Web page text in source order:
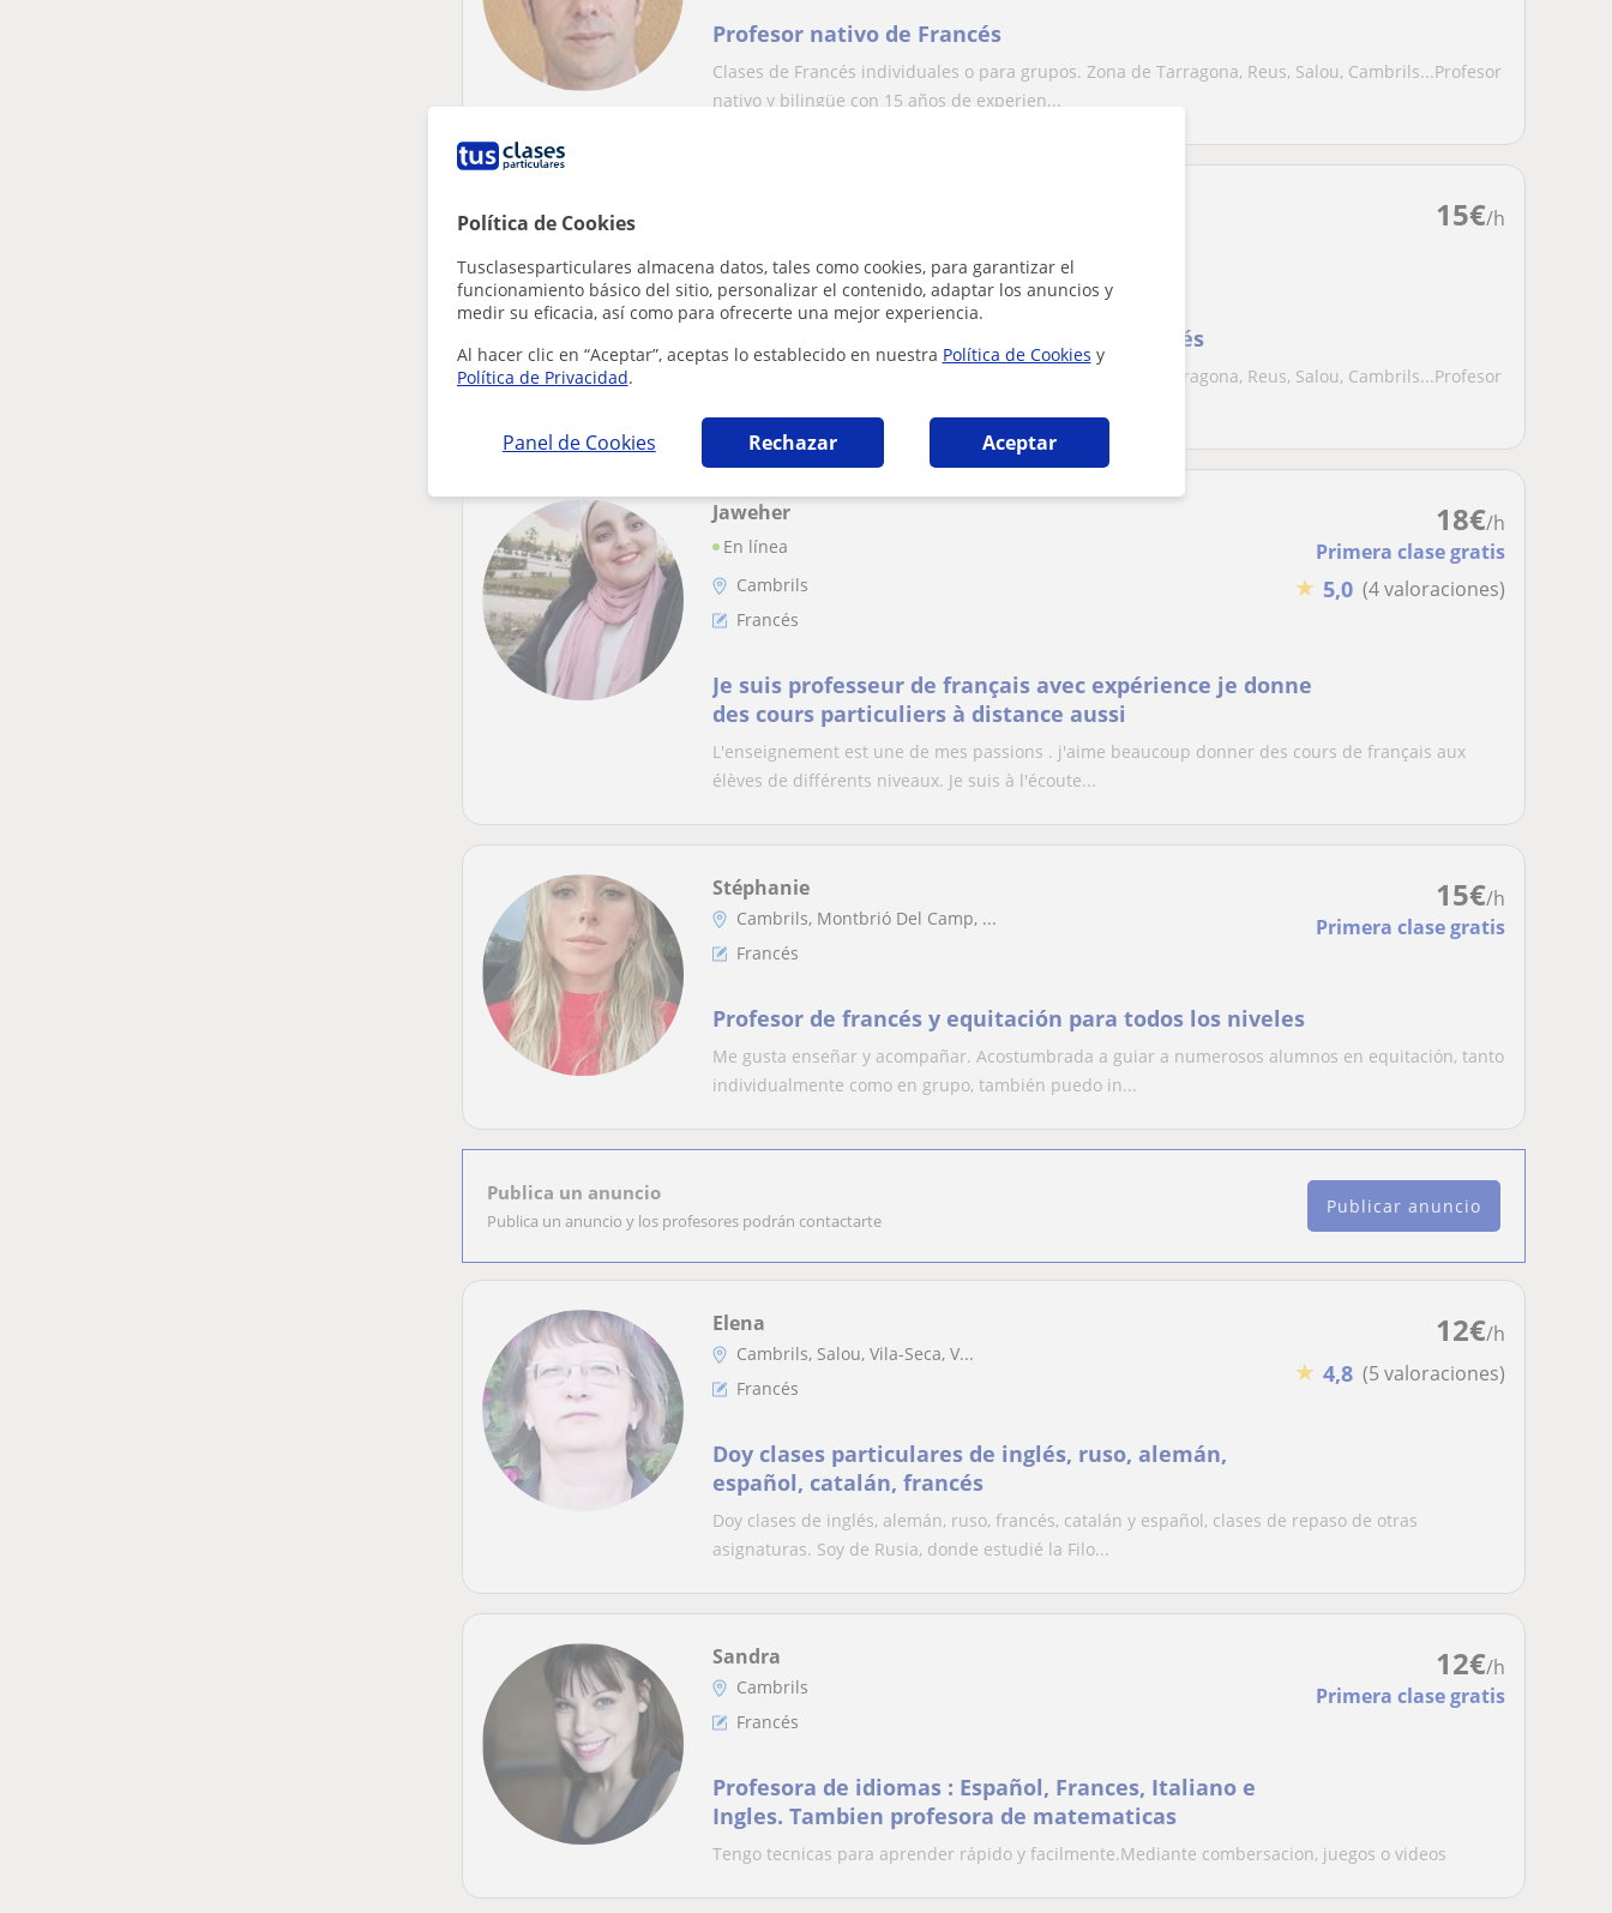
Política de Cookies
Tusclasesparticulares almacena datos, tales como cookies, para garantizar el
funcionamiento básico del sitio, personalizar el contenido, adaptar los anuncios y
medir su eficacia, así como para ofrecerte una mejor experiencia.
Al hacer clic en “Aceptar”, aceptas lo establecido en nuestra Política de Cookies y
Política de Privacidad.
Panel de Cookies Rechazar Aceptar
Profesor nativo de Francés
Clases de Francés individuales o para grupos. Zona de Tarragona, Reus, Salou, Cambrils...Profesor
nativo y bilingüe con 15 años de experien...
15€/h
Francés
Clases de Francés. Profesor nativo de Francés
Clases de Francés individuales o para grupos. Zona de Tarragona, Reus, Salou, Cambrils...Profesor
18€/h
Primera clase gratis
★ 5,0 (4 valoraciones)
Jaweher
En línea
Cambrils
Francés
Je suis professeur de français avec expérience je donne
des cours particuliers à distance aussi
L'enseignement est une de mes passions . j'aime beaucoup donner des cours de français aux
élèves de différents niveaux. Je suis à l'écoute...
15€/h
Primera clase gratis
Stéphanie
Cambrils, Montbrió Del Camp, ...
Francés
Profesor de francés y equitación para todos los niveles
Me gusta enseñar y acompañar. Acostumbrada a guiar a numerosos alumnos en equitación, tanto
individualmente como en grupo, también puedo in...
Publica un anuncio
Publica un anuncio y los profesores podrán contactarte
Publicar anuncio
12€/h
★ 4,8 (5 valoraciones)
Elena
Cambrils, Salou, Vila-Seca, V...
Francés
Doy clases particulares de inglés, ruso, alemán,
español, catalán, francés
Doy clases de inglés, alemán, ruso, francés, catalán y español, clases de repaso de otras
asignaturas. Soy de Rusia, donde estudié la Filo...
12€/h
Primera clase gratis
Sandra
Cambrils
Francés
Profesora de idiomas : Español, Frances, Italiano e
Ingles. Tambien profesora de matematicas
Tengo tecnicas para aprender rápido y facilmente.Mediante combersacion, juegos o videos